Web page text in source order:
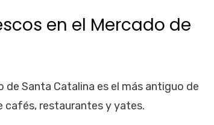
en el Mercado de
de Santa Catalina es el más antiguo de
cafés, restaurantes y yates.